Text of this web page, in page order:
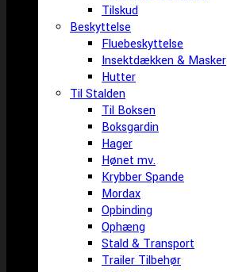
Tilskud
Beskyttelse
Fluebeskyttelse
Insektdækken & Masker
Hutter
Til Stalden
Til Boksen
Boksgardin
Hager
Hønet mv.
Krybber Spande
Mordax
Opbinding
Ophæng
Stald & Transport
Trailer Tilbehør